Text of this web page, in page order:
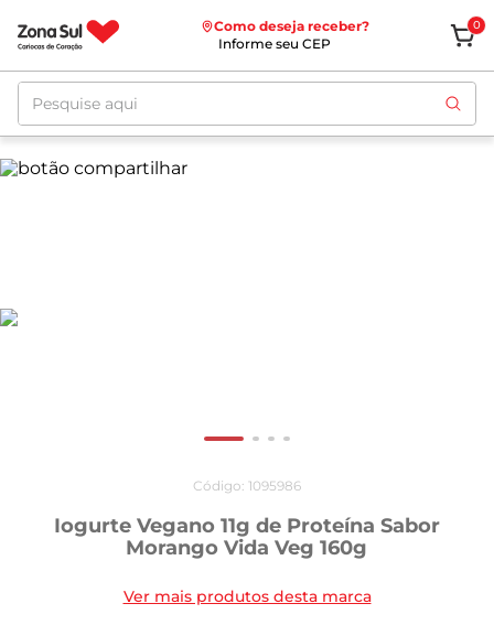
Como deseja receber?
Informe seu CEP
0
Pesquise aqui
Código: 1095986
Iogurte Vegano 11g de Proteína Sabor
Morango Vida Veg 160g
Ver mais produtos desta marca